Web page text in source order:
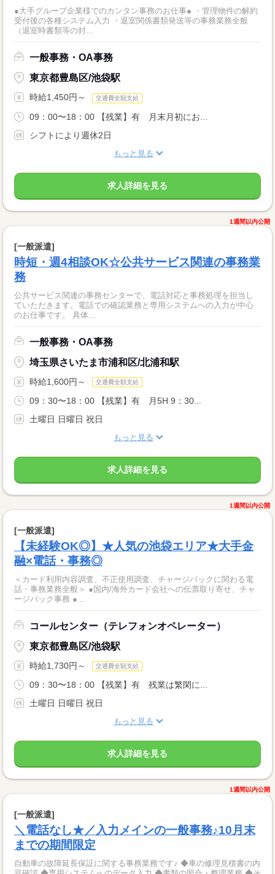
●大手グループ企業様でのカンタン事務のお仕事● ・管理物件の解約
受付後の各種システム入力 ・退室関係書類発送等の事務業務全般
（退室時書類等の封...
一般事務・OA事務
東京都豊島区/池袋駅
時給1,450円～ 交通費全額支給
09：00〜18：00 【残業】有 月末月初にお...
シフトにより週休2日
もっと見る
求人詳細を見る
1週間以内公開
[一般派遣]
時短・週4相談OK☆公共サービス関連の事務業
務
公共サービス関連の事務センターで、電話対応と事務処理を担当し
ていただきます。電話での確認業務と専用システムへの入力が中心
のお仕事です。 具体...
一般事務・OA事務
埼玉県さいたま市浦和区/北浦和駅
時給1,600円～ 交通費全額支給
09：30〜18：00 【残業】有 月5H 9：30...
土曜日 日曜日 祝日
もっと見る
求人詳細を見る
1週間以内公開
[一般派遣]
【未経験OK◎】★人気の池袋エリア★大手金
融×電話・事務◎
＜カード利用内容調査、不正使用調査、チャージバックに関わる電
話・事務業務全般＞ ●国内/海外カード会社への伝票取り寄せ、チャ
ージバック事務 ●...
コールセンター（テレフォンオペレーター）
東京都豊島区/池袋駅
時給1,730円～ 交通費全額支給
09：30〜18：00 【残業】有 残業は繁閑に...
土曜日 日曜日 祝日
もっと見る
求人詳細を見る
1週間以内公開
[一般派遣]
＼電話なし★／入力メインの一般事務♪10月末
までの期間限定
自動車の故障延長保証に関する事務業務です♪ ◆車の修理見積書の内